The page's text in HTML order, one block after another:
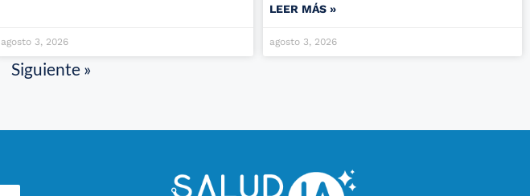
agosto 3, 2026
LEER MÁS »
agosto 3, 2026
Siguiente »